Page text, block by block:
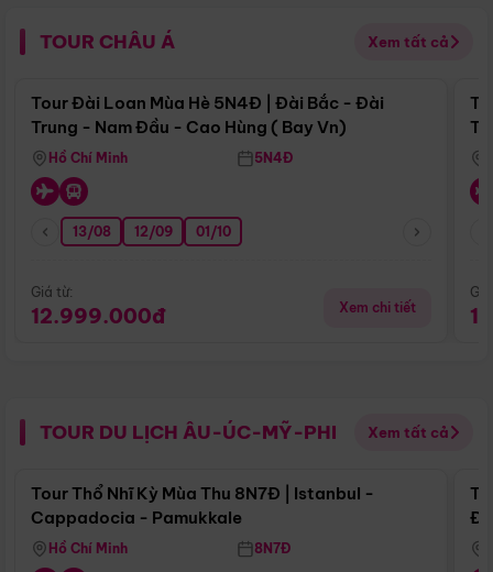
TOUR CHÂU Á Xem tất cả
Điểm nổi bật
Tour Đài Loan Mùa Hè 5N4Đ | Đài Bắc - Đài
Trung - Nam Đầu - Cao Hùng ( Bay Vn)
Hồ Chí Minh 5N4Đ
13/08 12/09 01/10
Giá từ:
12.999.000đ Xem chi tiết
TOUR DU LỊCH ÂU-ÚC-MỸ-PHI Xem tất cả
Điểm nổi bật
Tour Thổ Nhĩ Kỳ Mùa Thu 8N7Đ | Istanbul -
Cappadocia - Pamukkale
Hồ Chí Minh 8N7Đ